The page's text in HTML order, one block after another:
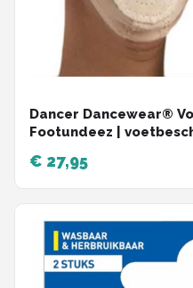
Dancer Dancewear®
Footundeez |
€ 27,95